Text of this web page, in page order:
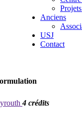
Anciens
USJ
Contact
4 crédits